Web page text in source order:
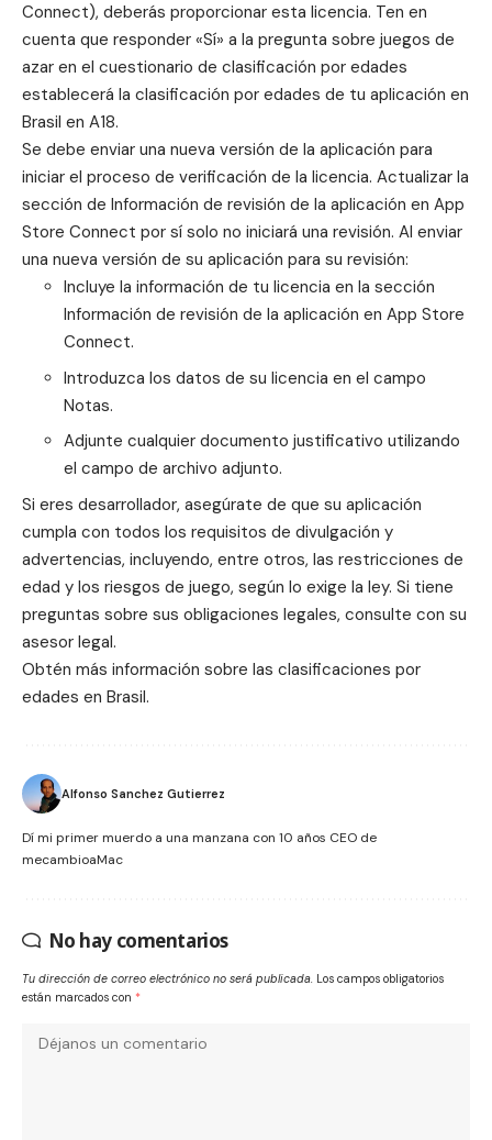
Connect), deberás proporcionar esta licencia. Ten en
cuenta que responder «Sí» a la pregunta sobre juegos de
azar en el cuestionario de clasificación por edades
establecerá la clasificación por edades de tu aplicación en
Brasil en A18.
Se debe enviar una nueva versión de la aplicación para
iniciar el proceso de verificación de la licencia. Actualizar la
sección de Información de revisión de la aplicación en App
Store Connect por sí solo no iniciará una revisión. Al enviar
una nueva versión de su aplicación para su revisión:
Incluye la información de tu licencia en la sección
Información de revisión de la aplicación en App Store
Connect.
Introduzca los datos de su licencia en el campo
Notas.
Adjunte cualquier documento justificativo utilizando
el campo de archivo adjunto.
Si eres desarrollador, asegúrate de que su aplicación
cumpla con todos los requisitos de divulgación y
advertencias, incluyendo, entre otros, las restricciones de
edad y los riesgos de juego, según lo exige la ley. Si tiene
preguntas sobre sus obligaciones legales, consulte con su
asesor legal.
Obtén más información sobre las clasificaciones por
edades en Brasil.
Alfonso Sanchez Gutierrez
Dí mi primer muerdo a una manzana con 10 años CEO de
mecambioaMac
No hay comentarios
Tu dirección de correo electrónico no será publicada. Los campos obligatorios
están marcados con *